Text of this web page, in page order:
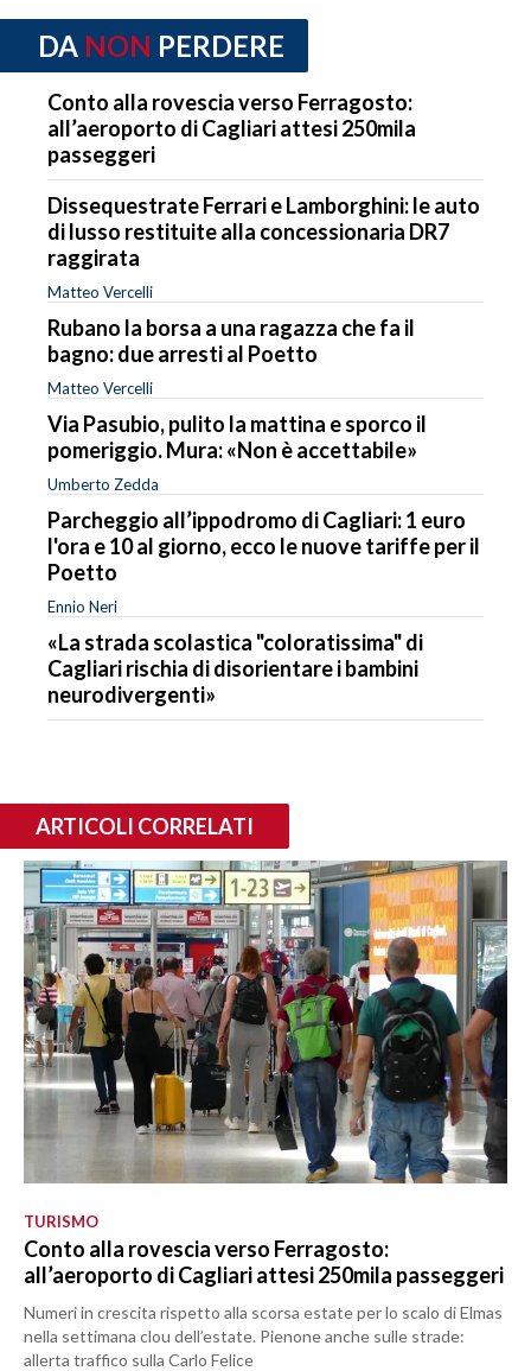
DA NON PERDERE
Conto alla rovescia verso Ferragosto:
all’aeroporto di Cagliari attesi 250mila
passeggeri
Dissequestrate Ferrari e Lamborghini: le auto
di lusso restituite alla concessionaria DR7
raggirata
Matteo Vercelli
Rubano la borsa a una ragazza che fa il
bagno: due arresti al Poetto
Matteo Vercelli
Via Pasubio, pulito la mattina e sporco il
pomeriggio. Mura: «Non è accettabile»
Umberto Zedda
Parcheggio all’ippodromo di Cagliari: 1 euro
l'ora e 10 al giorno, ecco le nuove tariffe per il
Poetto
Ennio Neri
«La strada scolastica "coloratissima" di
Cagliari rischia di disorientare i bambini
neurodivergenti»
ARTICOLI CORRELATI
TURISMO
Conto alla rovescia verso Ferragosto:
all’aeroporto di Cagliari attesi 250mila passeggeri
Numeri in crescita rispetto alla scorsa estate per lo scalo di Elmas
nella settimana clou dell’estate. Pienone anche sulle strade:
allerta traffico sulla Carlo Felice